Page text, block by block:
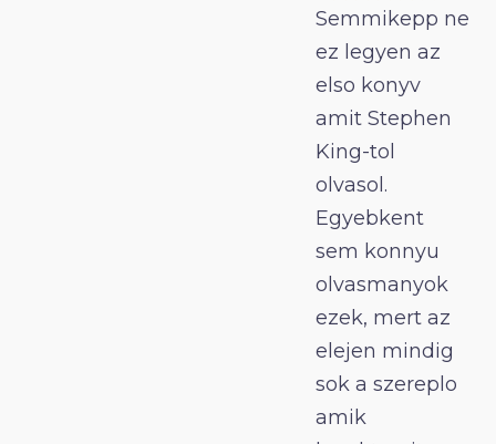
Semmikepp ne
ez legyen az
elso konyv
amit Stephen
King-tol
olvasol.
Egyebkent
sem konnyu
olvasmanyok
ezek, mert az
elejen mindig
sok a szereplo
amik